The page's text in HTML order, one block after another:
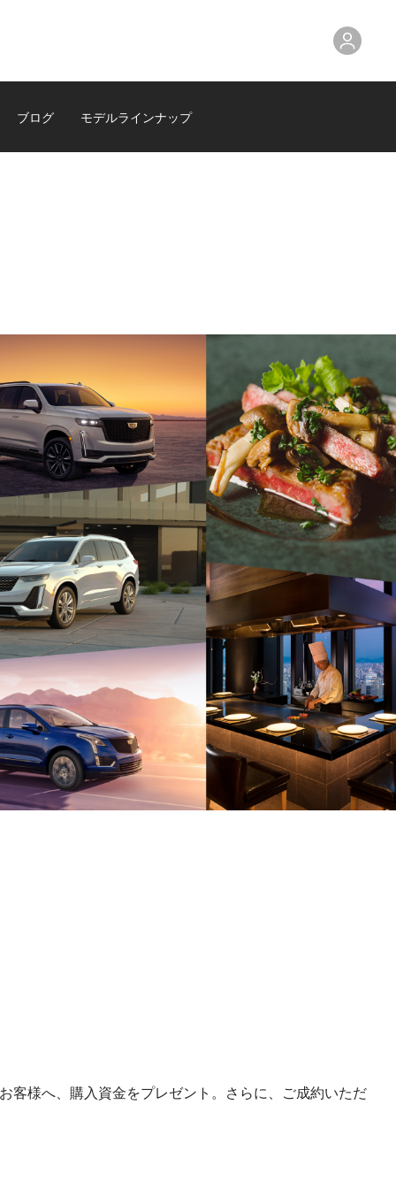
ブログ モデルラインナップ
客様へ、購入資金をプレゼント。さらに、ご成約いただ